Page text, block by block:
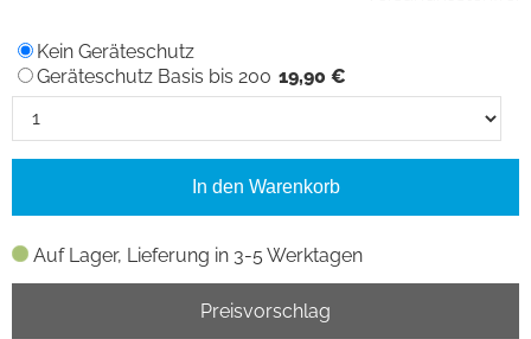
Auf Lager, Lieferung in 3-5 Werktagen
Kein Geräteschutz
Geräteschutz Basis bis 200 19,90 €
In den Warenkorb
Preisvorschlag